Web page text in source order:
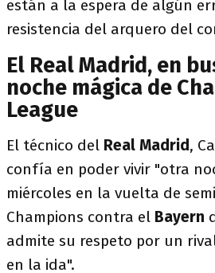
están a la espera de algún
resistencia del arquero del
El Real Madrid, en
noche mágica de
League
El técnico del Real Madrid,
confía en poder vivir "otra
miércoles en la vuelta de
Champions contra el Bayern
admite su respeto por un
en la ida".